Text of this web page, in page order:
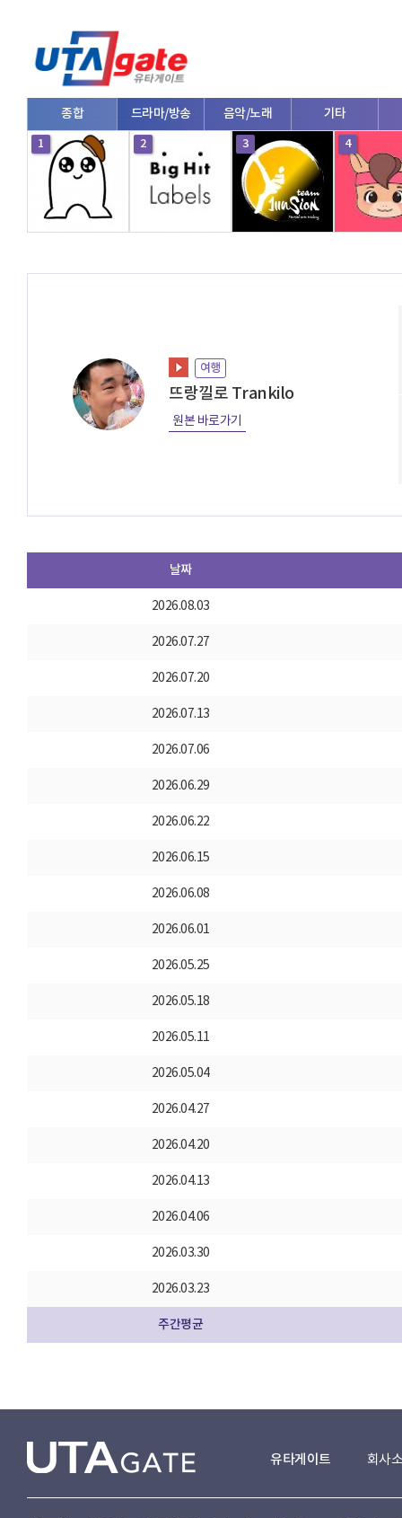
종합 드라마/방송 음악/노래 기타
1 2 3 4
여행
뜨랑낄로 Trankilo
원본 바로가기
날짜
2026.08.03
2026.07.27
2026.07.20
2026.07.13
2026.07.06
2026.06.29
2026.06.22
2026.06.15
2026.06.08
2026.06.01
2026.05.25
2026.05.18
2026.05.11
2026.05.04
2026.04.27
2026.04.20
2026.04.13
2026.04.06
2026.03.30
2026.03.23
주간평균
유타게이트 회사